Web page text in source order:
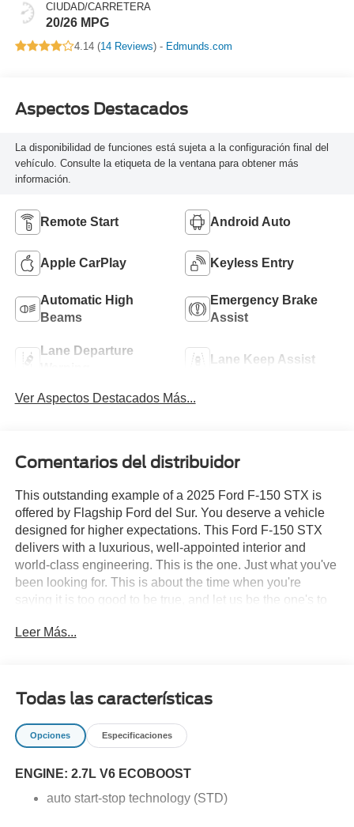
CIUDAD/CARRETERA
20/26 MPG
4.14 (14 Reviews) - Edmunds.com
Aspectos Destacados
La disponibilidad de funciones está sujeta a la configuración final del
vehículo. Consulte la etiqueta de la ventana para obtener más
información.
Remote Start Android Auto
Apple CarPlay Keyless Entry
Automatic High
Beams
Emergency Brake
Assist
Lane Departure
Lane Keep Assist
Ver Aspectos Destacados Más...
Comentarios del distribuidor
This outstanding example of a 2025 Ford F-150 STX is
offered by Flagship Ford del Sur. You deserve a vehicle
designed for higher expectations. This Ford F-150 STX
delivers with a luxurious, well-appointed interior and
world-class engineering. This is the one. Just what you've
been looking for. This is about the time when you're
saying it is too good to be true, and let us be the one's to
provide you with everything you have always wanted in a
Leer Más...
Todas las características
Opciones Especificaciones
ENGINE: 2.7L V6 ECOBOOST
auto start-stop technology (STD)